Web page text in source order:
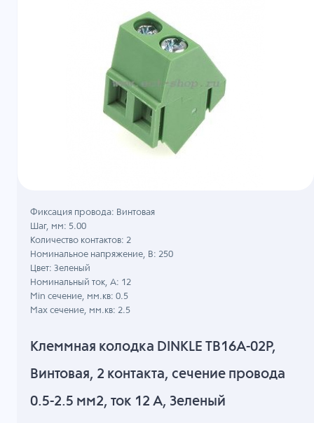
Клеммная колодка DINKLE TB16A-02P,
Винтовая, 2 контакта, сечение провода
0.5-2.5 мм2, ток 12 A, Зеленый
Фиксация провода: Винтовая
Шаг, мм: 5.00
Количество контактов: 2
Номинальное напряжение, B: 250
Цвет: Зеленый
Номинальный ток, А: 12
Min сечение, мм.кв: 0.5
Max сечение, мм.кв: 2.5